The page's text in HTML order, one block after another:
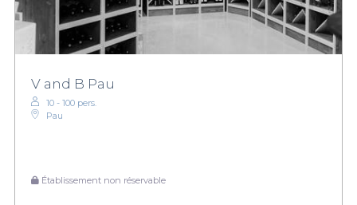
V and B Pau
10 - 100 pers.
Pau
Établissement non réservable